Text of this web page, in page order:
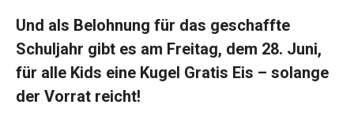
Und als Belohnung für das geschaffte
Schuljahr gibt es am Freitag, dem 28. Juni,
für alle Kids eine Kugel Gratis Eis – solange
der Vorrat reicht!